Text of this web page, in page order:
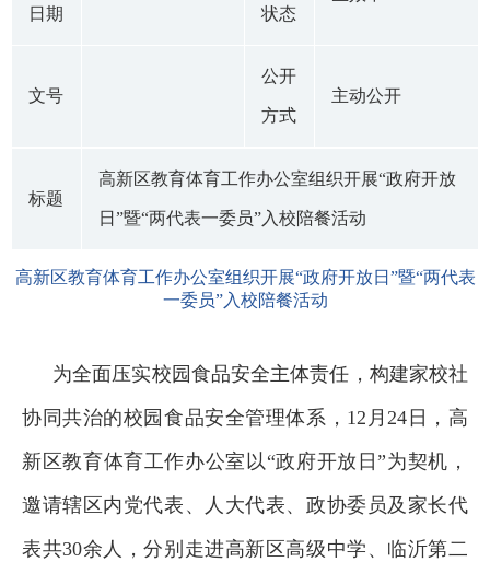
日期 状态
文号
公开
方式
主动公开
标题
高新区教育体育工作办公室组织开展“政府开放
日”暨“两代表一委员”入校陪餐活动
高新区教育体育工作办公室组织开展“政府开放日”暨“两代表
一委员”入校陪餐活动
为全面压实校园食品安全主体责任，构建家校社
协同共治的校园食品安全管理体系，12月24日，高
新区教育体育工作办公室以“政府开放日”为契机，
邀请辖区内党代表、人大代表、政协委员及家长代
表共30余人，分别走进高新区高级中学、临沂第二